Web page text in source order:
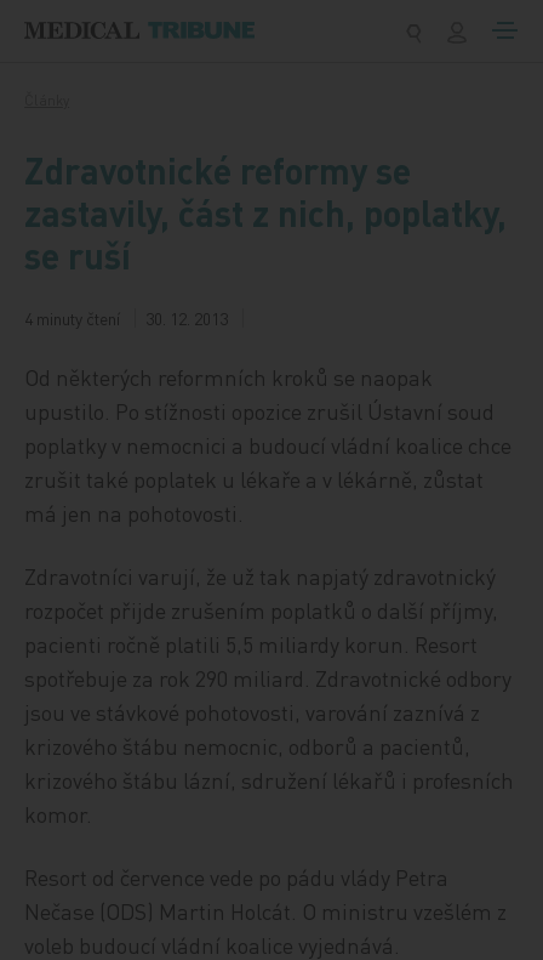
Zdravotnické reformy se
zastavily, část z nich, poplatky,
se ruší
4 minuty čtení 30. 12. 2013
Od některých reformních kroků se naopak
upustilo. Po stížnosti opozice zrušil Ústavní soud
poplatky v nemocnici a budoucí vládní koalice chce
zrušit také poplatek u lékaře a v lékárně, zůstat
má jen na pohotovosti.
Zdravotníci varují, že už tak napjatý zdravotnický
rozpočet přijde zrušením poplatků o další příjmy,
pacienti ročně platili 5,5 miliardy korun. Resort
spotřebuje za rok 290 miliard. Zdravotnické odbory
jsou ve stávkové pohotovosti, varování zaznívá z
krizového štábu nemocnic, odborů a pacientů,
krizového štábu lázní, sdružení lékařů i profesních
komor.
Resort od července vede po pádu vlády Petra
Nečase (ODS) Martin Holcát. O ministru vzešlém z
voleb budoucí vládní koalice vyjednává.